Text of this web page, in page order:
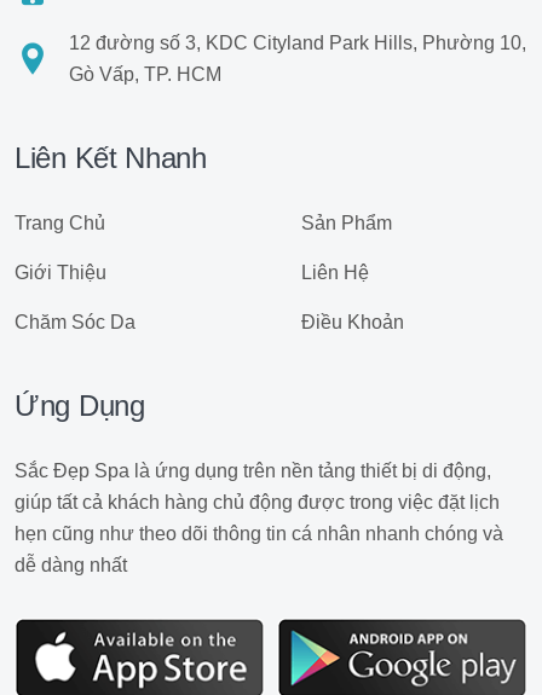
12 đường số 3, KDC Cityland Park Hills, Phường 10,
Gò Vấp, TP. HCM
Liên Kết Nhanh
Trang Chủ
Giới Thiệu
Chăm Sóc Da
Sản Phẩm
Liên Hệ
Điều Khoản
Ứng Dụng
Sắc Đẹp Spa là ứng dụng trên nền tảng thiết bị di động,
giúp tất cả khách hàng chủ động được trong việc đặt lịch
hẹn cũng như theo dõi thông tin cá nhân nhanh chóng và
dễ dàng nhất